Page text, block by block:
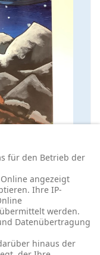
für den Betrieb der
angezeigt
Ihre IP-
werden.
Datenübertragung
hinaus der